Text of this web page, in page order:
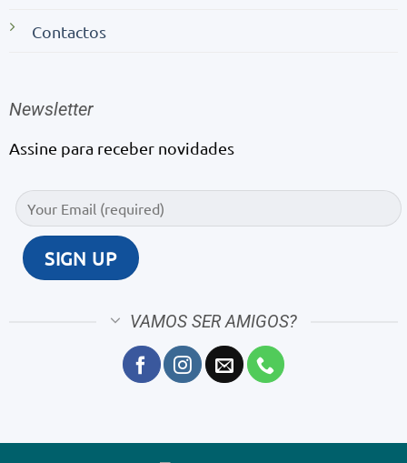
Contactos
Newsletter
Assine para receber novidades
VAMOS SER AMIGOS?